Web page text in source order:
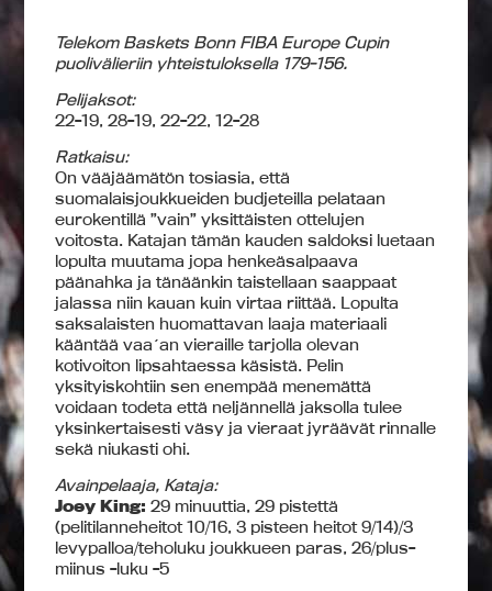
Telekom Baskets Bonn FIBA Europe Cupin
puolivälieriin yhteistuloksella 179-156.
Pelijaksot:
22-19, 28-19, 22-22, 12-28
Ratkaisu:
On vääjäämätön tosiasia, että
suomalaisjoukkueiden budjeteilla pelataan
eurokentillä ”vain” yksittäisten ottelujen
voitosta. Katajan tämän kauden saldoksi luetaan
lopulta muutama jopa henkeäsalpaava
päänahka ja tänäänkin taistellaan saappaat
jalassa niin kauan kuin virtaa riittää. Lopulta
saksalaisten huomattavan laaja materiaali
kääntää vaa´an vieraille tarjolla olevan
kotivoiton lipsahtaessa käsistä. Pelin
yksityiskohtiin sen enempää menemättä
voidaan todeta että neljännellä jaksolla tulee
yksinkertaisesti väsy ja vieraat jyräävät rinnalle
sekä niukasti ohi.
Avainpelaaja, Kataja:
Joey King: 29 minuuttia, 29 pistettä
(pelitilanneheitot 10/16, 3 pisteen heitot 9/14)/3
levypalloa/teholuku joukkueen paras, 26/plus-
miinus -luku -5